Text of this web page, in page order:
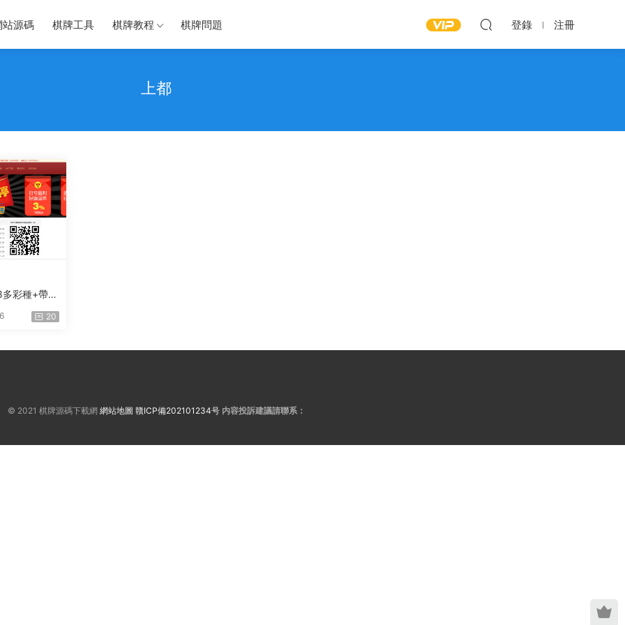
站源碼 棋牌工具 棋牌教程 棋牌問題 登錄 注冊
上都
彩種+帶手
6 20
© 2021 棋牌源碼下載網 網站地圖 贛ICP備202101234号 内容投訴建議請聯系：